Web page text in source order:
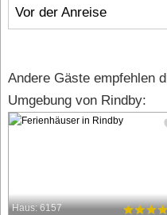
Vor der Anreise
Andere Gäste empfehlen
Umgebung von Rindby:
Haus: 6157